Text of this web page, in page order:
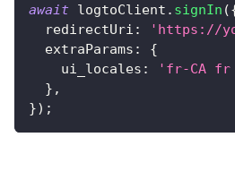
await logtoClient . signIn (
  redirectUri
: 'https://
  extraParams
:
{
    ui_locales
: 'fr-CA fr
} ,
}) ;